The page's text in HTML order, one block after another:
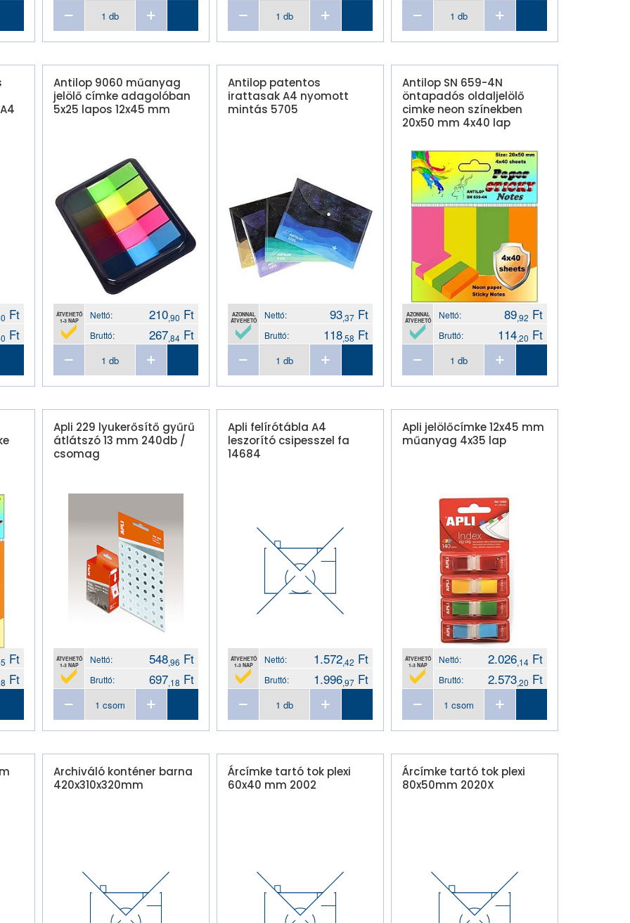
Ft
Ft
Antilop 9060 műanyag
jelölő címke adagolóban
5x25 lapos 12x45 mm
ÁTVEHETŐ
1-3 NAP
Nettó: 210,90 Ft
Bruttó: 267,84 Ft
Antilop patentos
irattasak A4 nyomott
mintás 5705
AZONNAL
ÁTVEHETŐ
Nettó: 93,37 Ft
Bruttó: 118,58 Ft
Antilop SN 659-4N
öntapadós oldaljelölő
cimke neon színekben
20x50 mm 4x40 lap
AZONNAL
ÁTVEHETŐ
Nettó: 89,92 Ft
Bruttó: 114,20 Ft
Ft
Ft
Apli 229 lyukerősítő gyűrű
átlátszó 13 mm 240db /
csomag
ÁTVEHETŐ
1-3 NAP
Nettó: 548,96 Ft
Bruttó: 697,18 Ft
Apli felírótábla A4
leszorító csipesszel fa
14684
ÁTVEHETŐ
1-3 NAP
Nettó: 1.572,42 Ft
Bruttó: 1.996,97 Ft
Apli jelölőcímke 12x45 mm
műanyag 4x35 lap
ÁTVEHETŐ
1-3 NAP
Nettó: 2.026,14 Ft
Bruttó: 2.573,20 Ft
Archiváló konténer barna
420x310x320mm
Árcímke tartó tok plexi
60x40 mm 2002
Árcímke tartó tok plexi
80x50mm 2020X